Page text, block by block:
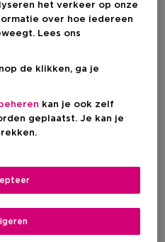
het verkeer op onze
over hoe iedereen
Lees ons
de klikken, ga je
kan je ook zelf
geplaatst. Je kan je